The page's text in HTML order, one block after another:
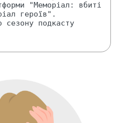
"Меморіал: вбиті
героїв".
сезону подкасту